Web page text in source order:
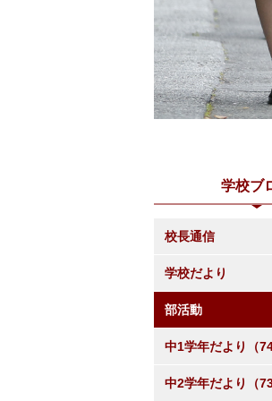
学校ブ
校長通信
学校だより
部活動
中1学年だより（74
中2学年だより（73